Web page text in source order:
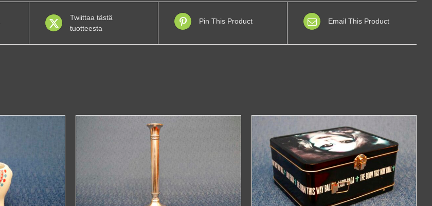
Twiittaa tästä
tuotteesta
Pin This Product Email This Product